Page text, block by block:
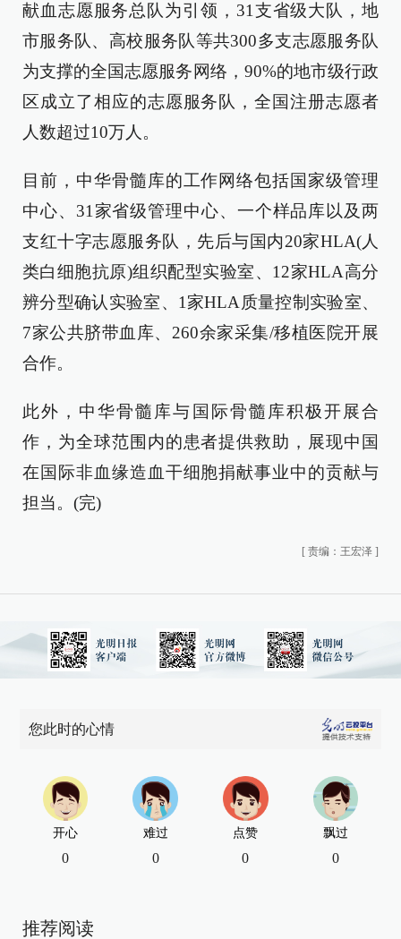
献血志愿服务总队为引领，31支省级大队，地
市服务队、高校服务队等共300多支志愿服务队
为支撑的全国志愿服务网络，90%的地市级行政
区成立了相应的志愿服务队，全国注册志愿者
人数超过10万人。
目前，中华骨髓库的工作网络包括国家级管理
中心、31家省级管理中心、一个样品库以及两
支红十字志愿服务队，先后与国内20家HLA(人
类白细胞抗原)组织配型实验室、12家HLA高分
辨分型确认实验室、1家HLA质量控制实验室、
7家公共脐带血库、260余家采集/移植医院开展
合作。
此外，中华骨髓库与国际骨髓库积极开展合
作，为全球范围内的患者提供救助，展现中国
在国际非血缘造血干细胞捐献事业中的贡献与
担当。(完)
[ 责编：王宏泽 ]
您此时的心情
开心
0
难过
0
点赞
0
飘过
0
推荐阅读